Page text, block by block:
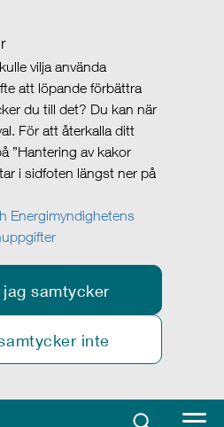
vilja använda
att löpande förbättra
du till det? Du kan när
För att återkalla ditt
”Hantering av kakor
i sidfoten längst ner på
Energimyndighetens
samtycker
inte